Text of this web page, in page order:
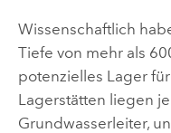
Wissenschaftlich
Tiefe von mehr als
potenzielles Lager
Lagerstätten liegen
Grundwasserleiter,